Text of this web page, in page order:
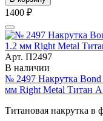
1400 ₽
Арт. П2497
В наличии
№ 2497 Накрутка Bond
мм Right Metal Титан
Титановая накрутка в